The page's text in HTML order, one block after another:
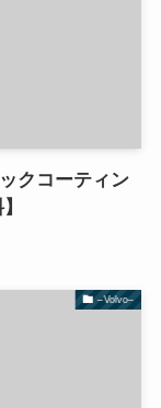
クコーティン
–Volvo–